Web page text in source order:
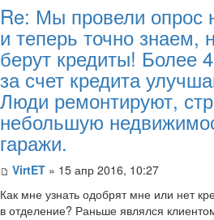
Re: Мы провели опрос
и теперь точно знаем,
берут кредиты! Более
за счет кредита
Люди ремонтируют,
небольшую
гаражи.
VirtET » 15 апр 2016, 10:27
Как мне узнать одобрят мне или нет
в отделение? Раньше являлся